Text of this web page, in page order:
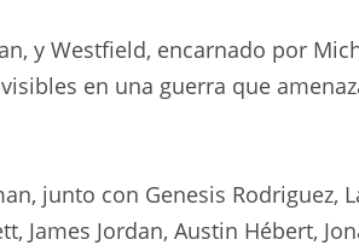
y Westfield, encarnado por
en una guerra que
junto con Genesis Rodriguez,
James Jordan, Austin Hébert,